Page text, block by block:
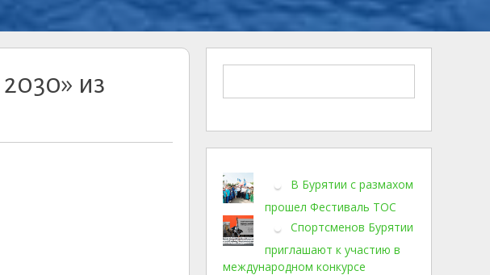
из
В Бурятии с размахом
прошел Фестиваль ТОС
Спортсменов Бурятии
приглашают к участию в
международном конкурсе